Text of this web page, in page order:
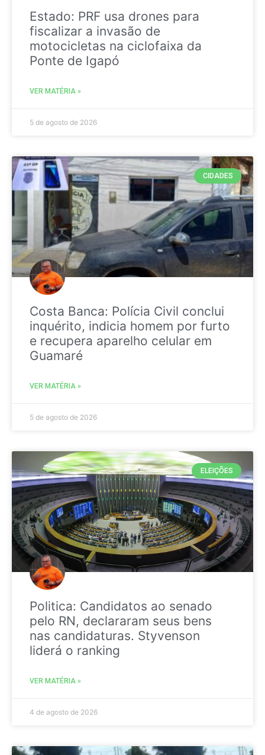
Estado: PRF usa drones para
fiscalizar a invasão de
motocicletas na ciclofaixa da
Ponte de Igapó
VER MATÉRIA »
5 de agosto de 2026
CIDADES
Costa Banca: Polícia Civil conclui
inquérito, indicia homem por furto
e recupera aparelho celular em
Guamaré
VER MATÉRIA »
5 de agosto de 2026
ELEIÇÕES
Politica: Candidatos ao senado
pelo RN, declararam seus bens
nas candidaturas. Styvenson
liderá o ranking
VER MATÉRIA »
4 de agosto de 2026